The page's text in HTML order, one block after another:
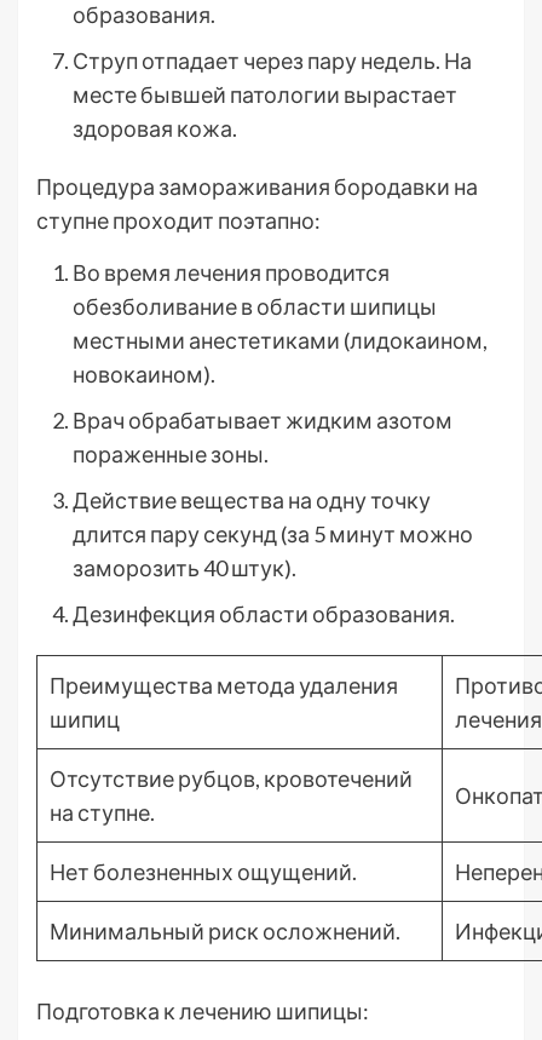
образования.
Струп отпадает через пару недель. На
месте бывшей патологии вырастает
здоровая кожа.
Процедура замораживания бородавки на
ступне проходит поэтапно:
Во время лечения проводится
обезболивание в области шипицы
местными анестетиками (лидокаином,
новокаином).
Врач обрабатывает жидким азотом
пораженные зоны.
Действие вещества на одну точку
длится пару секунд (за 5 минут можно
заморозить 40 штук).
Дезинфекция области образования.
Преимущества метода удаления
шипиц
лечения
Отсутствие рубцов, кровотечений
на ступне.
Нет болезненных ощущений.
Минимальный риск осложнений.
Подготовка к лечению шипицы: